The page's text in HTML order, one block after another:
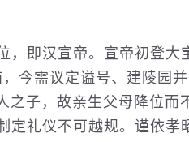
，即汉宣帝。宣帝初登大
今需议定谥号、建陵园
之子，故亲生父母降位而
定礼仪不可越规。谨依孝